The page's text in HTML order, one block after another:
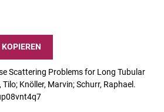
KOPIEREN
Scattering Problems for Long Tubular
Knöller, Marvin; Schurr, Raphael.